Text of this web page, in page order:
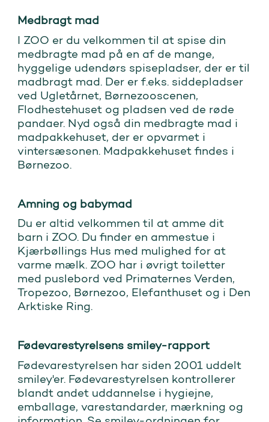
Medbragt mad
I ZOO er du velkommen til at spise din
medbragte mad på en af de mange,
hyggelige udendørs spisepladser, der er til
madbragt mad. Der er f.eks. siddepladser
ved Ugletårnet, Børnezooscenen,
Flodhestehuset og pladsen ved de røde
pandaer. Nyd også din medbragte mad i
madpakkehuset, der er opvarmet i
vintersæsonen. Madpakkehuset findes i
Børnezoo.
Amning og babymad
Du er altid velkommen til at amme dit
barn i ZOO. Du finder en ammestue i
Kjærbøllings Hus med mulighed for at
varme mælk. ZOO har i øvrigt toiletter
med puslebord ved Primaternes Verden,
Tropezoo, Børnezoo, Elefanthuset og i Den
Arktiske Ring.
Fødevarestyrelsens smiley-rapport
Fødevarestyrelsen har siden 2001 uddelt
smiley'er. Fødevarestyrelsen kontrollerer
blandt andet uddannelse i hygiejne,
emballage, varestandarder, mærkning og